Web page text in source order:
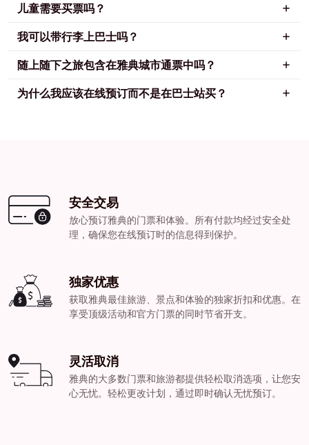
儿童需要买票吗？
我可以带行李上巴士吗？
随上随下之旅包含在雅典城市通票中吗？
为什么我应该在线预订而不是在巴士站买？
安全交易
放心预订雅典的门票和体验。所有付款均经过安全处
理，确保您在线预订时的信息得到保护。
独家优惠
获取雅典最佳旅游、景点和体验的独家折扣和优惠。在
享受顶级活动和官方门票的同时节省开支。
灵活取消
雅典的大多数门票和旅游都提供轻松取消选项，让您安
心无忧。轻松更改计划，通过即时确认无忧预订。